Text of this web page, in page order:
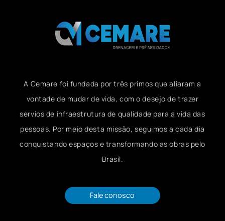
A Cemare foi fundada por três primos que aliaram a
vontade de mudar de vida, com o desejo de trazer
servios de infraestrutura de qualidade para a vida das
pessoas. Por meio desta missão, seguimos a cada dia
conquistando espaços e transformando as obras pelo
Brasil.
Fale conosco